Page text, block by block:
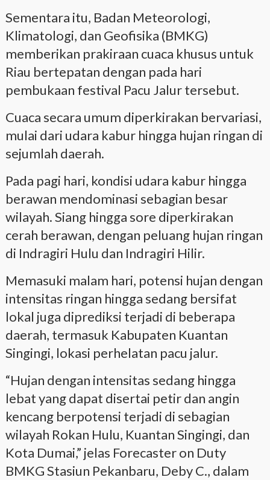
Sementara itu, Badan Meteorologi,
Klimatologi, dan Geofisika (BMKG)
memberikan prakiraan cuaca khusus untuk
Riau bertepatan dengan pada hari
pembukaan festival Pacu Jalur tersebut.
Cuaca secara umum diperkirakan bervariasi,
mulai dari udara kabur hingga hujan ringan di
sejumlah daerah.
Pada pagi hari, kondisi udara kabur hingga
berawan mendominasi sebagian besar
wilayah. Siang hingga sore diperkirakan
cerah berawan, dengan peluang hujan ringan
di Indragiri Hulu dan Indragiri Hilir.
Memasuki malam hari, potensi hujan dengan
intensitas ringan hingga sedang bersifat
lokal juga diprediksi terjadi di beberapa
daerah, termasuk Kabupaten Kuantan
Singingi, lokasi perhelatan pacu jalur.
“Hujan dengan intensitas sedang hingga
lebat yang dapat disertai petir dan angin
kencang berpotensi terjadi di sebagian
wilayah Rokan Hulu, Kuantan Singingi, dan
Kota Dumai,” jelas Forecaster on Duty
BMKG Stasiun Pekanbaru, Deby C., dalam